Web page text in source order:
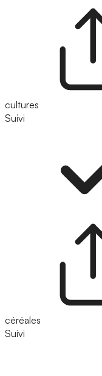
cultures
Suivi
céréales
Suivi